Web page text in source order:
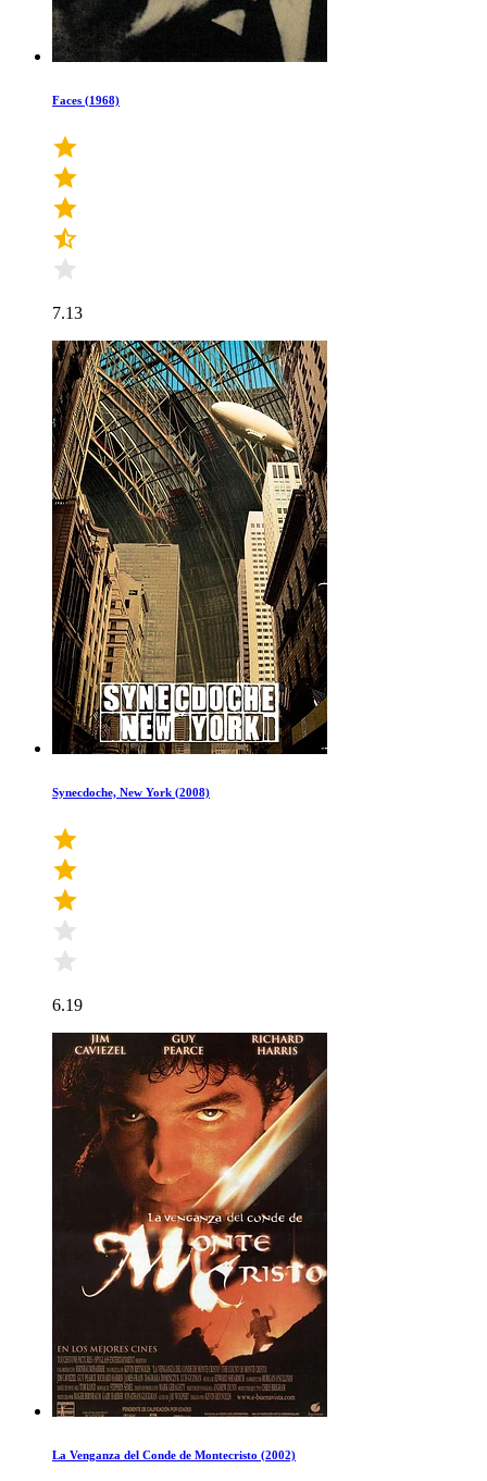
Faces (1968)
7.13
Synecdoche, New York (2008)
6.19
La Venganza del Conde de Montecristo (2002)